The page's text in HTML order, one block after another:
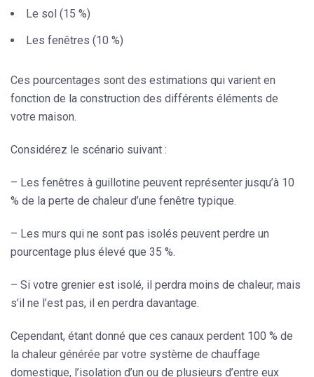
Le sol (15 %)
Les fenêtres (10 %)
Ces pourcentages sont des estimations qui varient en
fonction de la construction des différents éléments de
votre maison.
Considérez le scénario suivant :
– Les fenêtres à guillotine peuvent représenter jusqu’à 10
% de la perte de chaleur d’une fenêtre typique.
– Les murs qui ne sont pas isolés peuvent perdre un
pourcentage plus élevé que 35 %.
– Si votre grenier est isolé, il perdra moins de chaleur, mais
s’il ne l’est pas, il en perdra davantage.
Cependant, étant donné que ces canaux perdent 100 % de
la chaleur générée par votre système de chauffage
domestique, l’isolation d’un ou de plusieurs d’entre eux